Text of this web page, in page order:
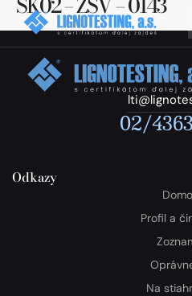
02/
Odkazy
Profil a
Na